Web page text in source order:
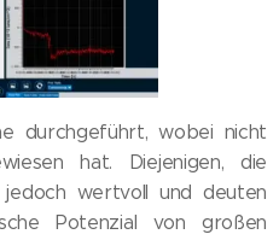
durchgeführt, wobei nicht
hat. Diejenigen, die
wertvoll und deuten
Potenzial von großen